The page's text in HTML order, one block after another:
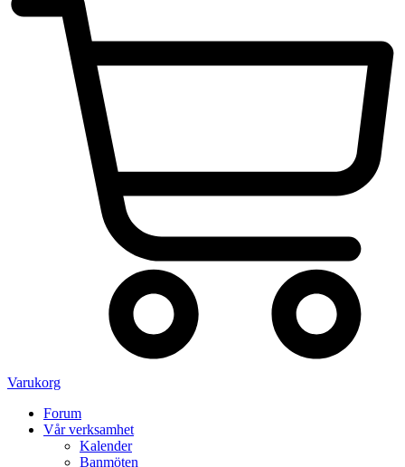
Varukorg
Forum
Vår verksamhet
Kalender
Banmöten